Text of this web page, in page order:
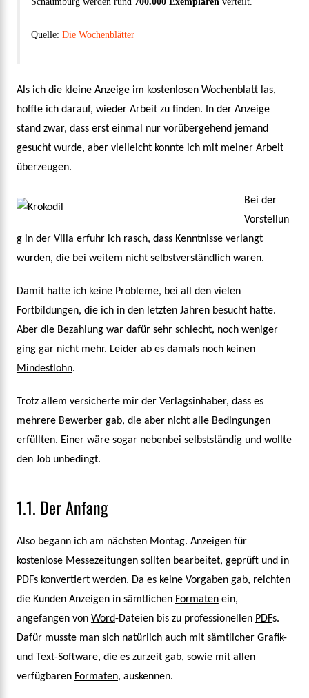
Quelle: Die Wochenblätter
Als ich die kleine Anzeige im kostenlosen Wochenblattlas,
hoffte ich darauf, wieder Arbeit zu finden. In der Anzeige
stand zwar, dass erst einmal nur vorübergehend jemand
gesucht wurde, aber vielleicht konnte ich mit meiner Arbeit
überzeugen.
Bei der
Vorstellun
g in der Villa erfuhr ich rasch, dass Kenntnisse verlangt
wurden, die bei weitem nicht selbstverständlich waren.
Damit hatte ich keine Probleme, bei all den vielen
Fortbildungen, die ich in den letzten Jahren besucht hatte.
Aber die Bezahlung war dafür sehr schlecht, noch weniger
ging gar nicht mehr. Leider ab es damals noch keinen
Mindestlohn.
Trotz allem versicherte mir der Verlagsinhaber, dass es
mehrere Bewerber gab, die aber nicht alle Bedingungen
erfüllten. Einer wäre sogar nebenbei selbstständig und wollte
den Job unbedingt.
1.1. Der Anfang
Also begann ich am nächsten Montag. Anzeigen für
kostenlose Messezeitungen sollten bearbeitet, geprüft und in
PDFs konvertiert werden. Da es keine Vorgaben gab, reichten
die Kunden Anzeigen in sämtlichen Formatenein,
angefangen von Word-Dateien bis zu professionellen PDFs.
Dafür musste man sich natürlich auch mit sämtlicher Grafik-
und Text-Software, die es zurzeit gab, sowie mit allen
verfügbaren Formaten, auskennen.